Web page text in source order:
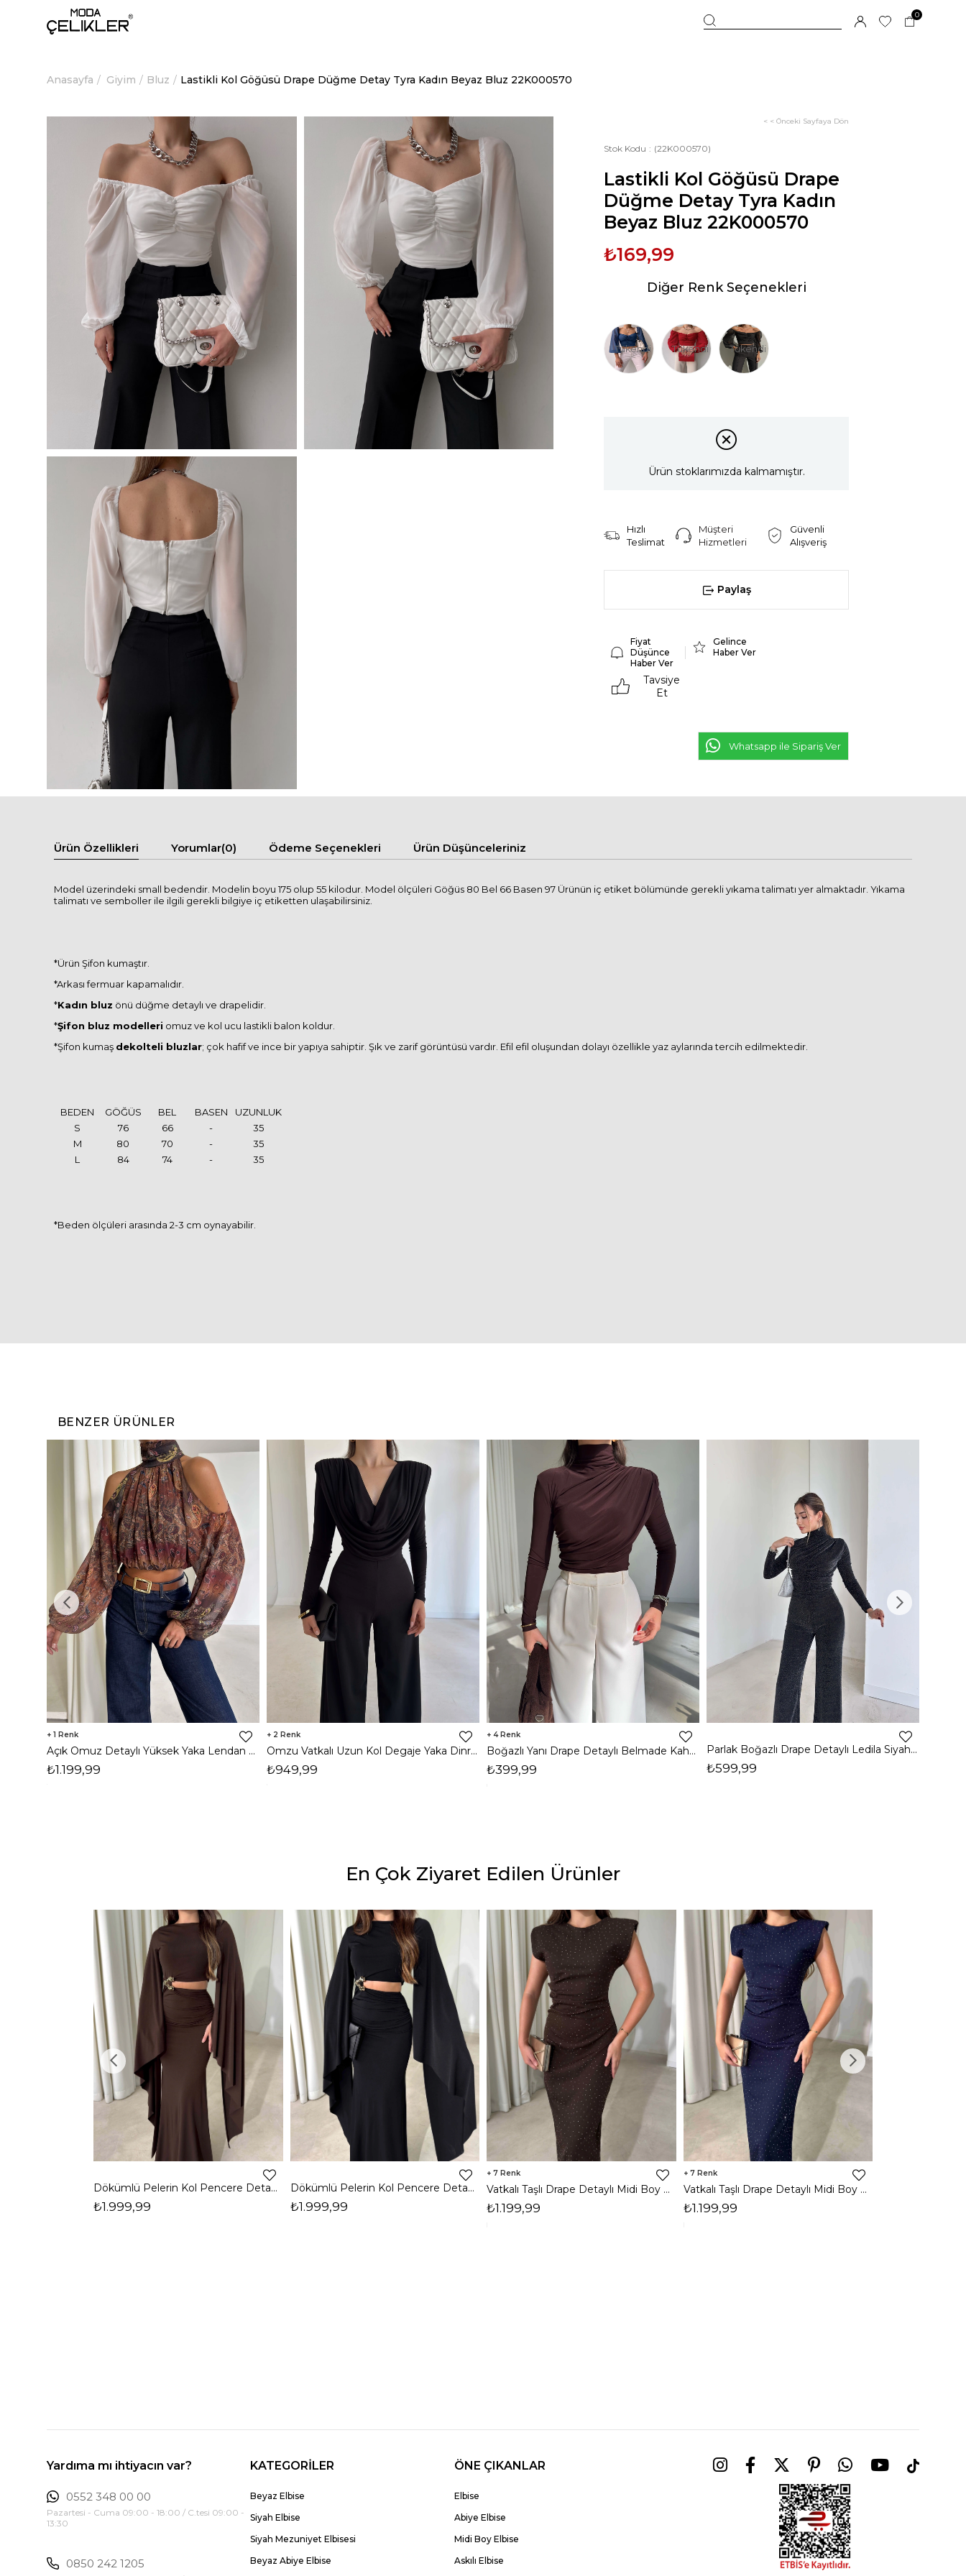
0
Anasayfa Giyim Bluz Lastikli Kol Göğüsü Drape Düğme Detay Tyra Kadın Beyaz Bluz 22K000570
< < Önceki Sayfaya Dön
Stok Kodu (22K000570)
Lastikli Kol Göğüsü Drape
Düğme Detay Tyra Kadın
Beyaz Bluz 22K000570
₺169,99
Diğer Renk Seçenekleri
Tükendi Tükendi Tükendi
Ürün stoklarımızda kalmamıştır.
Hızlı
Teslimat
Müşteri
Hizmetleri
Güvenli
Alışveriş
Paylaş
Fiyat
Düşünce
Haber Ver
Gelince
Haber Ver
Tavsiye
Et
Whatsapp ile Sipariş Ver
Ürün Özellikleri Yorumlar(0) Ödeme Seçenekleri Ürün Düşünceleriniz
Model üzerindeki small bedendir. Modelin boyu 175 olup 55 kilodur. Model ölçüleri Göğüs 80 Bel 66 Basen 97 Ürünün iç etiket bölümünde gerekli yıkama talimatı yer almaktadır. Yıkama
talimatı ve semboller ile ilgili gerekli bilgiye iç etiketten ulaşabilirsiniz.
*Ürün Şifon kumaştır.
*Arkası fermuar kapamalıdır.
*Kadın bluz önü düğme detaylı ve drapelidir.
*Şifon bluz modelleri omuz ve kol ucu lastikli balon koldur.
*Şifon kumaş dekolteli bluzlar; çok hafif ve ince bir yapıya sahiptir. Şık ve zarif görüntüsü vardır. Efil efil oluşundan dolayı özellikle yaz aylarında tercih edilmektedir.
BEDEN GÖĞÜS BEL BASEN
UZUNLUK
S
76 66 -
35
M
80 70 -
35
L
84 74 - 35
*Beden ölçüleri arasında 2-3 cm oynayabilir.
BENZER ÜRÜNLER
1
Açık Omuz Detaylı Yüksek Yaka Lendan Kahve Kadın bluz 26K026
₺1.199,99
2
Omzu Vatkalı Uzun Kol Degaje Yaka Dinre Kadın Siyah Bluz 26K101
₺949,99
4
Boğazlı Yanı Drape Detaylı Belmade Kahve Kadın Bluz 26K113
₺399,99
Parlak Boğazlı Drape Detaylı Ledila Siyah Kadın Bluz 26K150
₺599,99
En Çok Ziyaret Edilen Ürünler
Dökümlü Pelerin Kol Pencere Detaylı Maxi Kahverengi Arlev Kadın Elbise 26Y511
₺1.999,99
Dökümlü Pelerin Kol Pencere Detaylı Maxi Siyah Arlev Kadın Elbise 26Y511
₺1.999,99
7
Vatkalı Taşlı Drape Detaylı Midi Boy Kahverengi Jesep Kadın Elbise 26Y282
₺1.199,99
7
Vatkalı Taşlı Drape Detaylı Midi Boy Lacivert Jesep Kadın Elbise 26Y282
₺1.199,99
Yardıma mı ihtiyacın var?
0552 348 00 00
Pazartesi - Cuma 09:00 - 18:00 / C.tesi 09:00 -
13:30
0850 242 1205
KATEGORİLER
Beyaz Elbise
Siyah Elbise
Siyah Mezuniyet Elbisesi
Beyaz Abiye Elbise
ÖNE ÇIKANLAR
Elbise
Abiye Elbise
Midi Boy Elbise
Askılı Elbise